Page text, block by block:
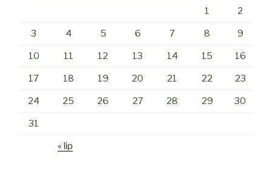
1 2
3 4 5 6 7 8 9
10 11 12 13 14 15 16
17 18 19 20 21 22 23
24 25 26 27 28 29 30
31
« lip